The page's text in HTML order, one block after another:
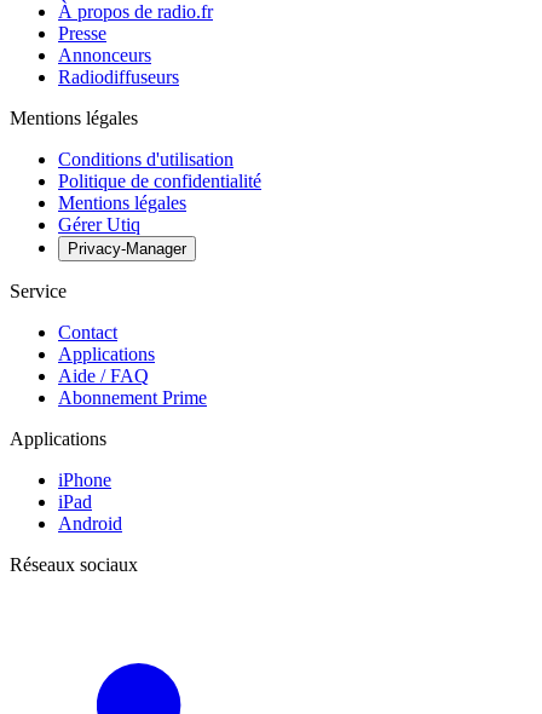
À propos de radio.fr
Presse
Annonceurs
Radiodiffuseurs
Mentions légales
Conditions d'utilisation
Politique de confidentialité
Mentions légales
Gérer Utiq
Privacy-Manager
Service
Contact
Applications
Aide / FAQ
Abonnement Prime
Applications
iPhone
iPad
Android
Réseaux sociaux